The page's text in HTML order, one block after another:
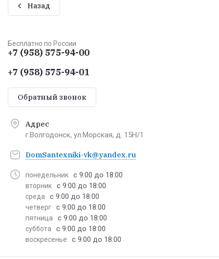
Назад
Бесплатно по России
+7 (958) 575-94-00
+7 (958) 575-94-01
Обратный звонок
Адрес
г.Волгодонск, ул.Морская, д. 15Н/1
DomSantexniki-vk@yandex.ru
понедельник с 9:00 до 18:00
вторник с 9:00 до 18:00
среда с 9:00 до 18:00
четверг с 9:00 до 18:00
пятница с 9:00 до 18:00
суббота с 9:00 до 18:00
воскресенье с 9:00 до 18:00